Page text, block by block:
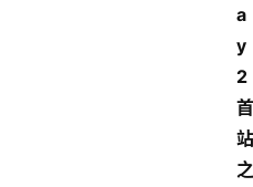
a
y
2
首
站
之